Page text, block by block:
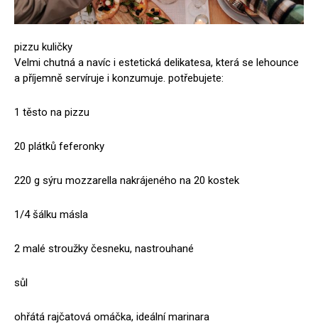
pizzu kuličky
Velmi chutná a navíc i estetická delikatesa, která se lehounce
a příjemně servíruje i konzumuje. potřebujete:
1 těsto na pizzu
20 plátků feferonky
220 g sýru mozzarella nakrájeného na 20 kostek
1/4 šálku másla
2 malé stroužky česneku, nastrouhané
sůl
ohřátá rajčatová omáčka, ideální marinara